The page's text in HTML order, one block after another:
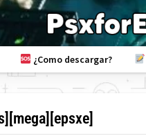
¿Como descargar?